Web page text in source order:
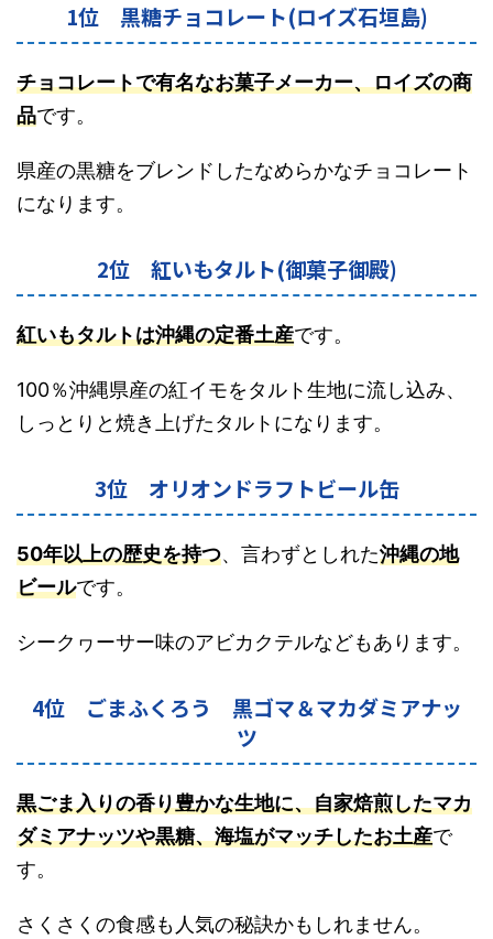
1位 黒糖チョコレート(ロイズ石垣島)
チョコレートで有名なお菓子メーカー、ロイズの商
品です。
県産の黒糖をブレンドしたなめらかなチョコレート
になります。
2位 紅いもタルト(御菓子御殿)
紅いもタルトは沖縄の定番土産です。
100％沖縄県産の紅イモをタルト生地に流し込み、
しっとりと焼き上げたタルトになります。
3位 オリオンドラフトビール缶
50年以上の歴史を持つ、言わずとしれた沖縄の地
ビールです。
シークヮーサー味のアビカクテルなどもあります。
4位 ごまふくろう 黒ゴマ＆マカダミアナッ
ツ
黒ごま入りの香り豊かな生地に、自家焙煎したマカ
ダミアナッツや黒糖、海塩がマッチしたお土産で
す。
さくさくの食感も人気の秘訣かもしれません。